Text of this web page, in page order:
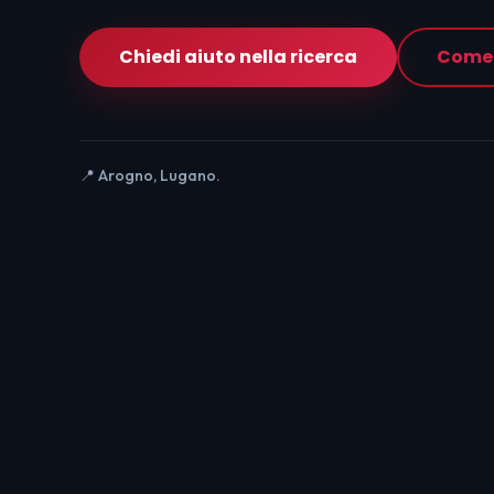
Chiedi aiuto nella ricerca
📍 Arogno, Lugano.